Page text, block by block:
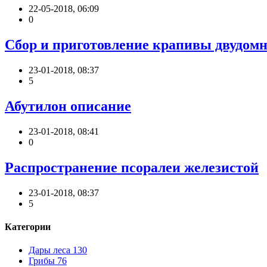
22-05-2018, 06:09
0
Сбор и приготовление крапивы
23-01-2018, 08:37
5
Абутилон описание
23-01-2018, 08:41
0
Распространение псоралеи железистой
23-01-2018, 08:37
5
Категории
Дары леса 130
Грибы 76